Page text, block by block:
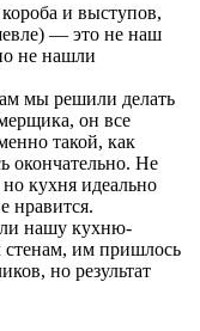
и выступов,
— это не наш
не нашли
мы решили делать
он все
такой, как
окончательно. Не
кухня идеально
нравится.
нашу кухню-
им пришлось
но результат